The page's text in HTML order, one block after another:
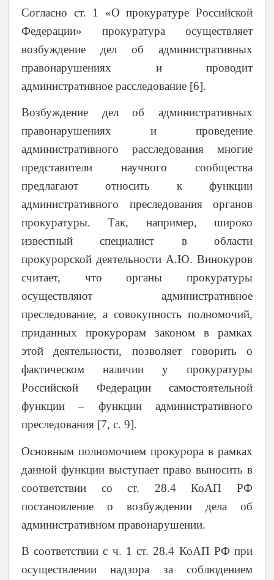
Согласно ст. 1 «О прокуратуре Российской
Федерации» прокуратура осуществляет
возбуждение дел об административных
правонарушениях и проводит
административное расследование [6].
Возбуждение дел об административных
правонарушениях и проведение
административного расследования многие
представители научного сообщества
предлагают относить к функции
административного преследования органов
прокуратуры. Так, например, широко
известный специалист в области
прокурорской деятельности А.Ю. Винокуров
считает, что
органы прокуратуры
осуществляют административное
преследование, а совокупность полномочий,
приданных прокурорам законом в рамках
этой деятельности, позволяет говорить о
фактическом наличии у прокуратуры
Российской Федерации самостоятельной
функции – функции административного
преследования [7, с. 9].
Основным полномочием прокурора в рамках
данной функции выступает право выносить в
соответствии со ст. 28.4 КоАП РФ
постановление о возбуждении дела об
административном правонарушении.
В соответствии с ч. 1 ст. 28.4 КоАП РФ при
осуществлении надзора за соблюдением